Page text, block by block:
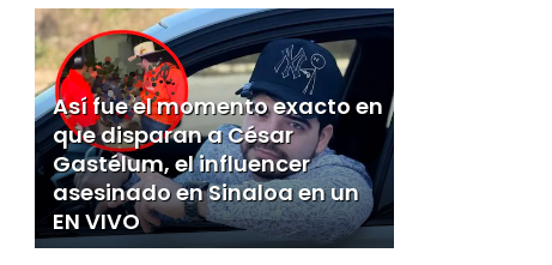
Así fue el momento exacto en
que disparan a César
Gastélum, el influencer
asesinado en Sinaloa en un
EN VIVO